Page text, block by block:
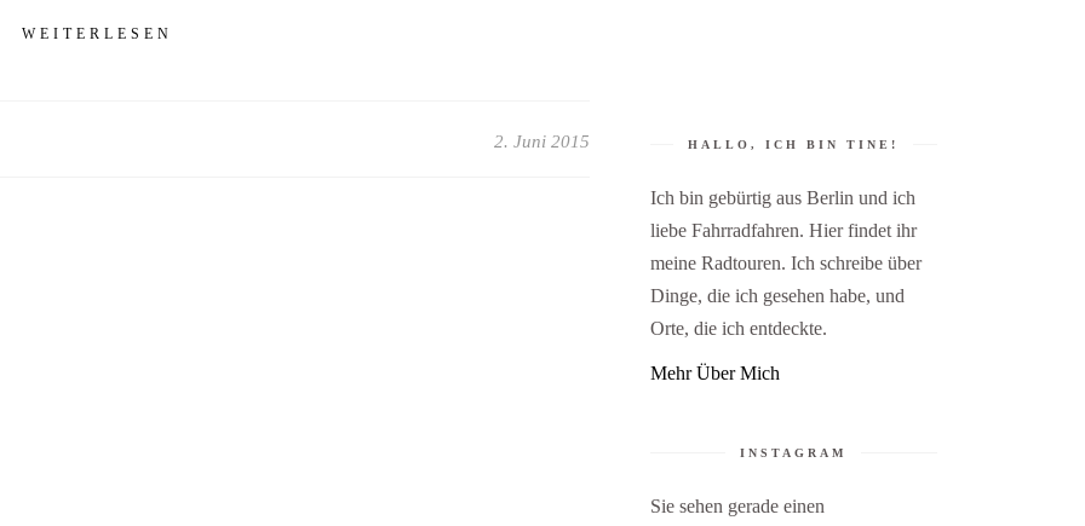
WEITERLESEN
2. Juni 2015 HALLO, ICH BIN TINE!
Ich bin gebürtig aus Berlin und ich
liebe Fahrradfahren. Hier findet ihr
meine Radtouren. Ich schreibe über
Dinge, die ich gesehen habe, und
Orte, die ich entdeckte.
Mehr Über Mich
INSTAGRAM
Sie sehen gerade einen